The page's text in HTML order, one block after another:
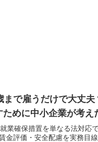
まで雇うだけで大丈
ために中小企業が考え
業確保措置を単なる法対応
金評価・安全配慮を実務目